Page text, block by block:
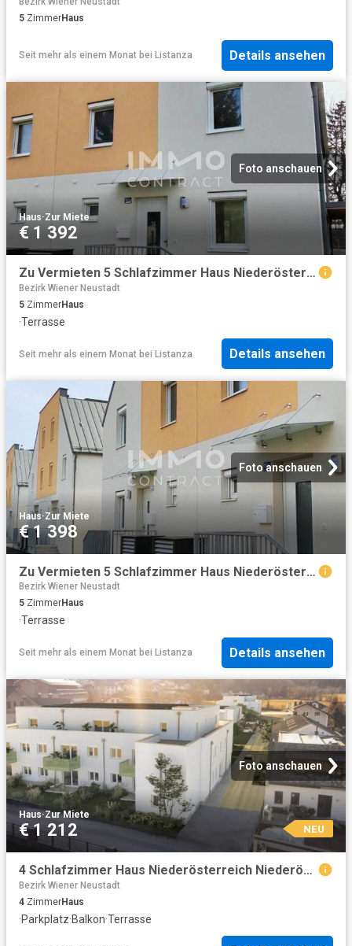
5 ZimmerHaus
Seit mehr als einem Monat bei Listanza Details ansehen
Foto anschauen
Haus·Zur Miete
€ 1 392
Zu Vermieten 5 Schlafzimmer Haus Niederösterreich Niederösterreich DS102368380
Bezirk Wiener Neustadt
5 ZimmerHaus
·Terrasse
Seit mehr als einem Monat bei Listanza Details ansehen
Foto anschauen
Haus·Zur Miete
€ 1 398
Zu Vermieten 5 Schlafzimmer Haus Niederösterreich Niederösterreich DS101994963
Bezirk Wiener Neustadt
5 ZimmerHaus
·Terrasse
Seit mehr als einem Monat bei Listanza Details ansehen
Foto anschauen
Haus·Zur Miete
€ 1 212 NEU
4 Schlafzimmer Haus Niederösterreich Niederösterreich 104845288
Bezirk Wiener Neustadt
4 ZimmerHaus
·Parkplatz·Balkon·Terrasse